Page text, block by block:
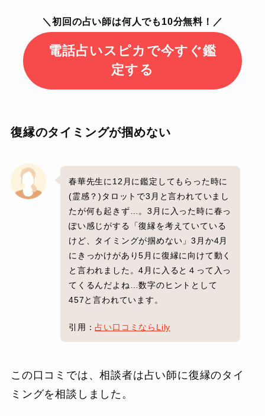
＼初回の占い師は何人でも10分無料！／
電話占いスピカで今すぐ鑑
定する
復縁のタイミングが掴めない
春華先生に12月に鑑定してもらった時に
(霊感？)タロットで3月と言われていまし
たが何も起きず…。3月に入った時に春っ
ぽい感じがする「復縁を考えていている
けど、タイミングが掴めない」3月か4月
にきっかけがあり5月に復縁に向けて動く
と言われました。4月に入ると４って入っ
てくるんだよね…数字のヒントとして
457と言われています。
引用：占い口コミならLily
この口コミでは、相談者は占い師に復縁のタイ
ミングを相談しました。